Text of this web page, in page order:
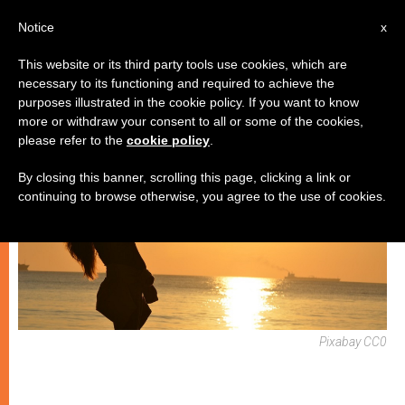
CHIESE LOCALI
Pixabay CC0
x
Notice
This website or its third party tools use cookies, which are
necessary to its functioning and required to achieve the
purposes illustrated in the cookie policy. If you want to know
more or withdraw your consent to all or some of the cookies,
please refer to the cookie policy
By closing this banner, scrolling this page, clicking a link or
continuing to browse otherwise, you agree to the use of cookies.